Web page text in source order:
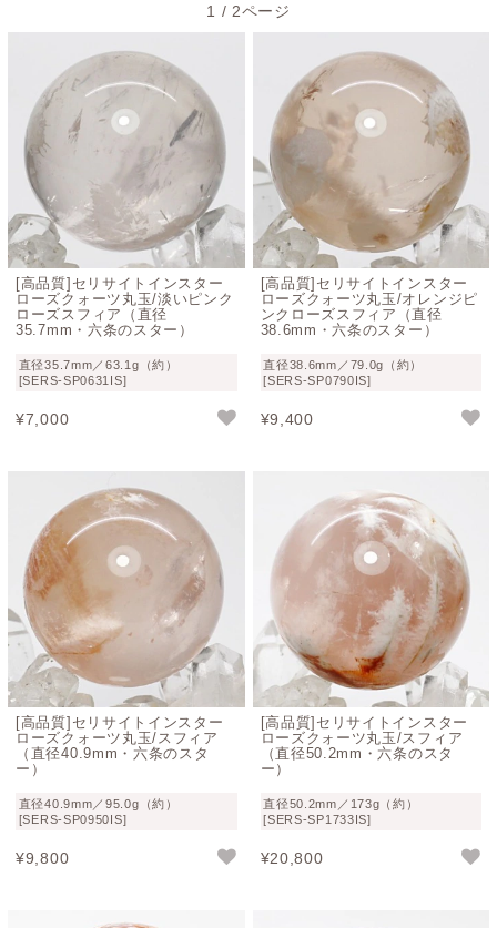
1 / 2ページ
[高品質]セリサイトインスター
ローズクォーツ丸玉/淡いピンク
ローズスフィア（直径
35.7mm・六条のスター）
直径35.7mm／63.1g（約）
[SERS-SP0631IS]
¥7,000
[高品質]セリサイトインスター
ローズクォーツ丸玉/オレンジピ
ンクローズスフィア（直径
38.6mm・六条のスター）
直径38.6mm／79.0g（約）
[SERS-SP0790IS]
¥9,400
[高品質]セリサイトインスター
ローズクォーツ丸玉/スフィア
（直径40.9mm・六条のスタ
ー）
直径40.9mm／95.0g（約）
[SERS-SP0950IS]
¥9,800
[高品質]セリサイトインスター
ローズクォーツ丸玉/スフィア
（直径50.2mm・六条のスタ
ー）
直径50.2mm／173g（約）
[SERS-SP1733IS]
¥20,800